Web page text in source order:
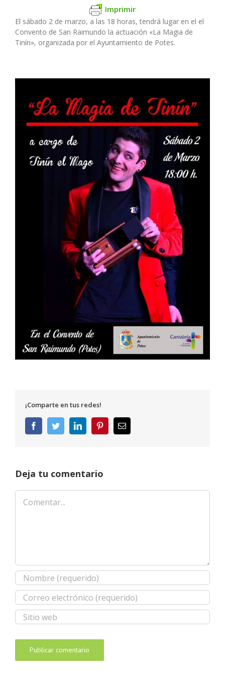
Imprimir
El sábado 2 de marzo, a las 18 horas, tendrá lugar en el el
Convento de San Raimundo la actuación «La Magia de
Tinín», organizada por el Ayuntamiento de Potes.
¡Comparte en tus redes!
FacebookTwitterLinkedInPinterestCorreo
electrónico
Deja tu comentario
Comentar